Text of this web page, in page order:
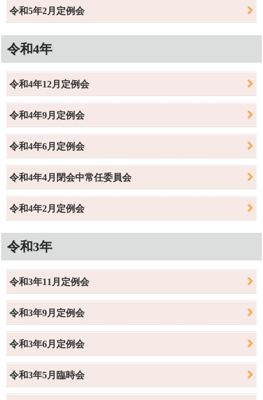
令和5年2月定例会
令和4年
令和4年12月定例会
令和4年9月定例会
令和4年6月定例会
令和4年4月閉会中常任委員会
令和4年2月定例会
令和3年
令和3年11月定例会
令和3年9月定例会
令和3年6月定例会
令和3年5月臨時会